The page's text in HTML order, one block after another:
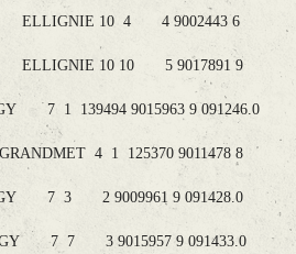
ELLIGNIE 10 4 4 9002443 6
ELLIGNIE 10 10 5 9017891 9
7 1 139494 9015963 9 091246.0
4 1 125370 9011478 8
7 3 2 9009961 9 091428.0
7 7 3 9015957 9 091433.0